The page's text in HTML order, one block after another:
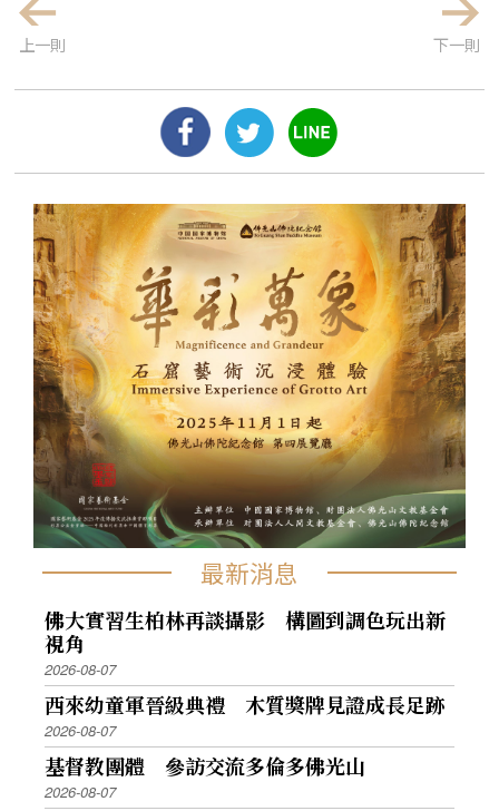
上一則 下一則
最新消息
佛大實習生柏林再談攝影 構圖到調色玩出新
視角
2026-08-07
西來幼童軍晉級典禮 木質獎牌見證成長足跡
2026-08-07
基督教團體 參訪交流多倫多佛光山
2026-08-07